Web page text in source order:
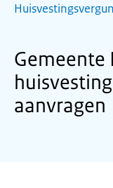
Gemeente
aanvragen